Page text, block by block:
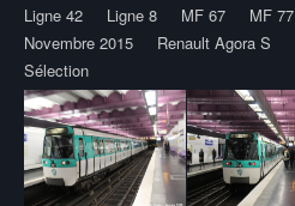
Ligne 42
Ligne 8 MF 67 MF 77
Novembre 2015
Renault Agora S
Sélection